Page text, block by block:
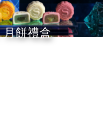
月餅禮盒